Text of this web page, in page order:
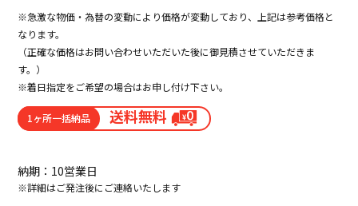
※急激な物価・為替の変動により価格が変動しており、上記は参考価格と
なります。
（正確な価格はお問い合わせいただいた後に御見積させていただきま
す。）
※着日指定をご希望の場合はお申し付け下さい。
1ヶ所一括納品 送料無料
納期：10営業日
※詳細はご発注後にご連絡いたします